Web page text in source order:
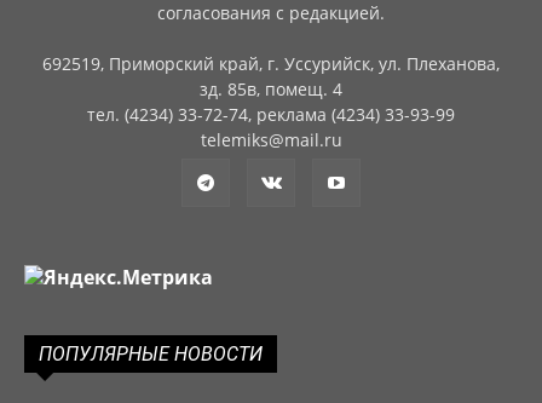
согласования с редакцией.
692519, Приморский край, г. Уссурийск, ул. Плеханова,
зд. 85в, помещ. 4
тел. (4234) 33-72-74, реклама (4234) 33-93-99
telemiks@mail.ru
ПОПУЛЯРНЫЕ НОВОСТИ